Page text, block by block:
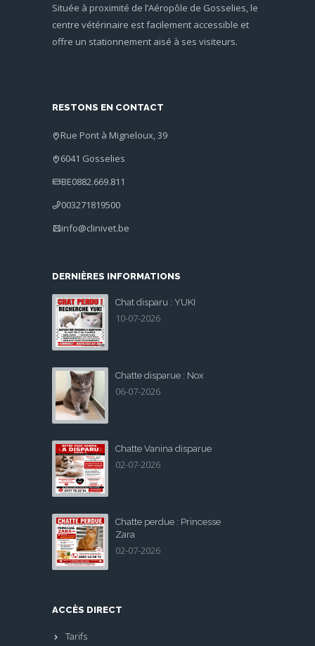
Située à proximité de l’Aéropôle de Gosselies, le
centre vétérinaire est facilement accessible et
offre un stationnement aisé à ses visiteurs.
RESTONS EN CONTACT
Rue Pont à Migneloux, 39
6041 Gosselies
BE0882.669.811
003271819500
info@clinivet.be
DERNIÈRES INFORMATIONS
Chat disparu : YUKI
10-07-2026
Chatte disparue : Nox
06-07-2026
Chatte Vanina disparue
02-07-2026
Chatte perdue : Princesse
Zara
02-07-2026
ACCÈS DIRECT
Tarifs